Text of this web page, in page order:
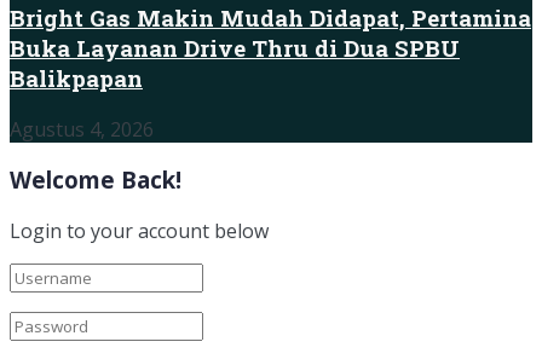
Bright Gas Makin Mudah Didapat, Pertamina
Buka Layanan Drive Thru di Dua SPBU
Balikpapan
Agustus 4, 2026
Welcome Back!
Login to your account below